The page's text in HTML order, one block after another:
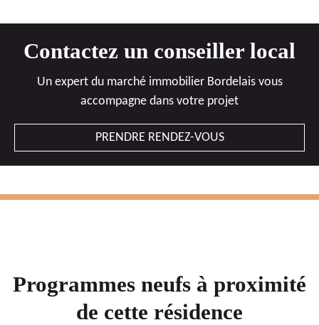
Contactez un conseiller local
Un expert du marché immobilier Bordelais vous
accompagne dans votre projet
PRENDRE RENDEZ-VOUS
Programmes neufs à proximité
de cette résidence